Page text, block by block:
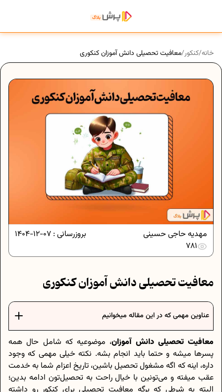
خانه/کنکور/معافیت تحصیلی دانش آموزان کنکوری
بروزرسانی : 07-12-1404
مهدیه حاجی حسینی
781
معافیت تحصیلی دانش آموزان کنکوری
عناوین مهمی که در این مقاله میخوانیم
معافیت تحصیلی دانش آموزان، موضوعیه که شامل حال همه
پسرها میشه و حتما باید انجام بشه. نکته خیلی مهمی که وجود
داره، اینه که اگه مشغول تحصیل باشین، تاریخ اعزام شما به خدمت
عقب میفته و می‌تونین با خیال راحت به تحصیل‌تون ادامه بدین؛